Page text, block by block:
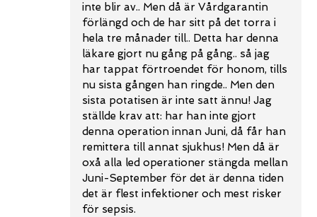
inte blir av.. Men då är Vårdgarantin
förlängd och de har sitt på det torra i
hela tre månader till.. Detta har denna
läkare gjort nu gång på gång.. så jag
har tappat förtroendet för honom, tills
nu sista gången han ringde.. Men den
sista potatisen är inte satt ännu! Jag
ställde krav att: har han inte gjort
denna operation innan Juni, då får han
remittera till annat sjukhus! Men då är
oxå alla led operationer stängda mellan
Juni-September för det är denna tiden
det är flest infektioner och mest risker
för sepsis.